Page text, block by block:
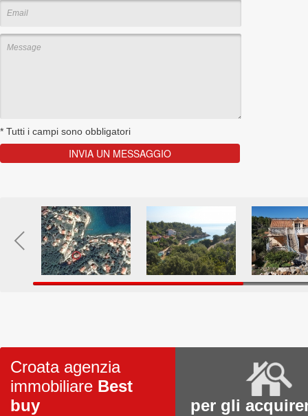
* Tutti i campi sono obbligatori
Croata agenzia
immobiliare Best
buy
per gli